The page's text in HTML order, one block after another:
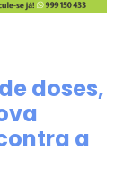
doses,
a